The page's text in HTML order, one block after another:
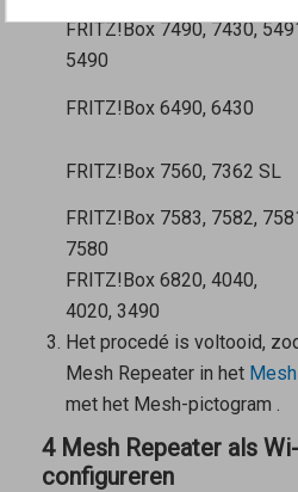
FRITZ!Box 7490, 7430,
5490
FRITZ!Box 6490, 6430
FRITZ!Box 7560, 7362 SL
FRITZ!Box 7583, 7582,
7580
FRITZ!Box 6820, 4040,
4020, 3490
Het procedé is voltooid,
Mesh Repeaterin het
met het Mesh-pictogram
4 Mesh Repeater als
configureren